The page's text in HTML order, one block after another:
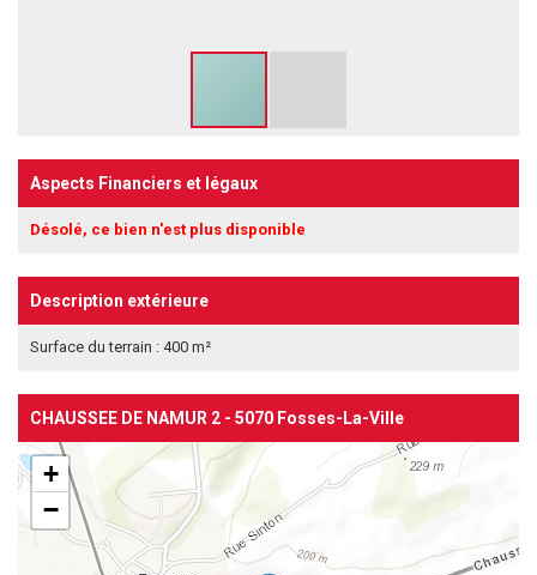
Aspects Financiers et légaux
Désolé, ce bien n'est plus disponible
Description extérieure
Surface du terrain : 400 m²
CHAUSSEE DE NAMUR 2 - 5070 Fosses-La-Ville
+
−